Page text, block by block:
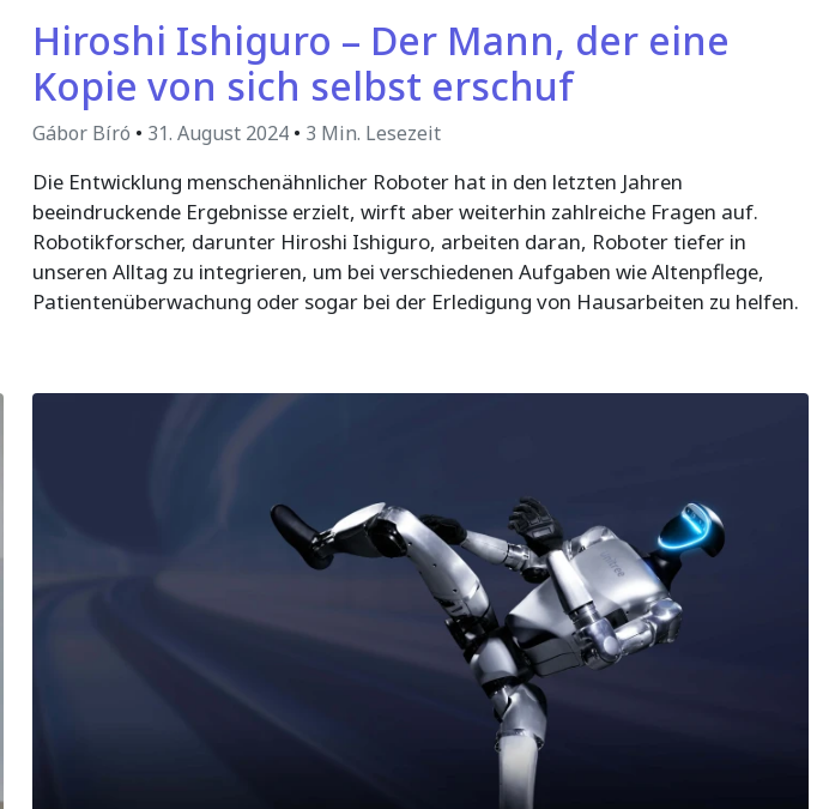
Hiroshi Ishiguro – Der Mann, der eine
Kopie von sich selbst erschuf
Gábor Bíró • 31. August 2024 • 3 Min. Lesezeit
Die Entwicklung menschenähnlicher Roboter hat in den letzten Jahren
beeindruckende Ergebnisse erzielt, wirft aber weiterhin zahlreiche Fragen auf.
Robotikforscher, darunter Hiroshi Ishiguro, arbeiten daran, Roboter tiefer in
unseren Alltag zu integrieren, um bei verschiedenen Aufgaben wie Altenpflege,
Patientenüberwachung oder sogar bei der Erledigung von Hausarbeiten zu helfen.